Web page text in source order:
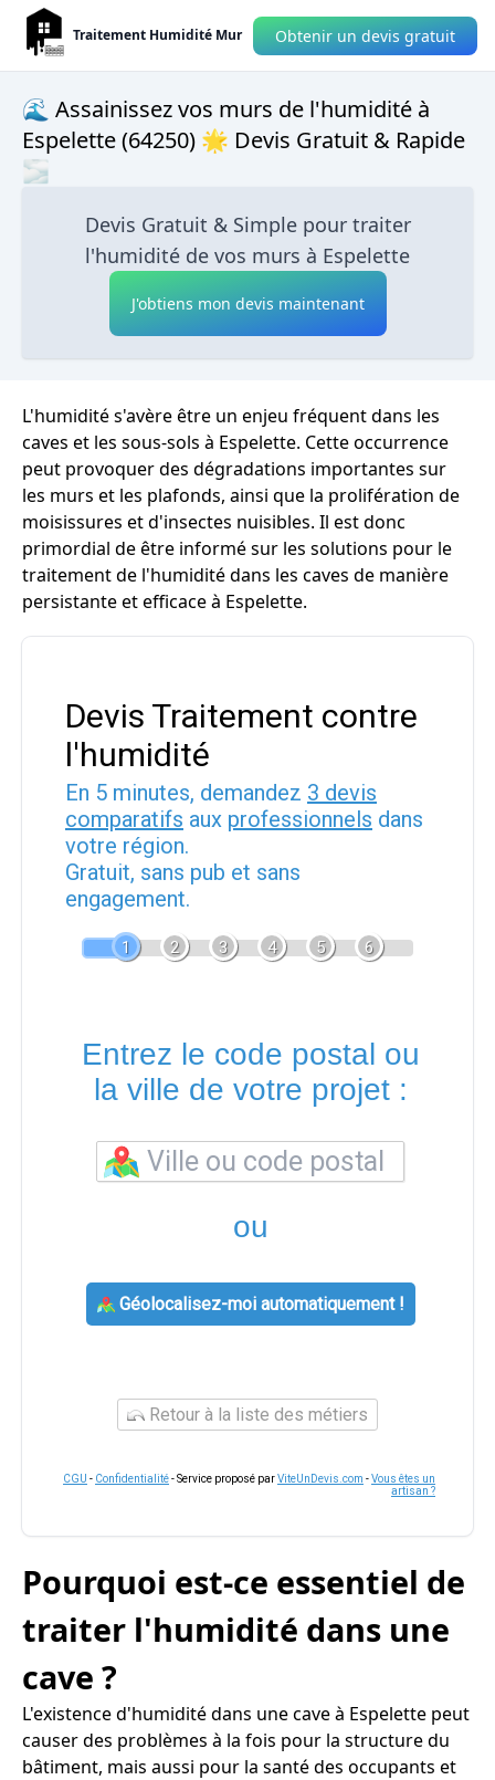
Traitement Humidité Mur Obtenir un devis gratuit
🌊 Assainissez vos murs de l'humidité à
Espelette (64250) 🌟 Devis Gratuit & Rapide
🌫
Devis Gratuit & Simple pour traiter
l'humidité de vos murs à Espelette
J'obtiens mon devis maintenant
L'humidité s'avère être un enjeu fréquent dans les
caves et les sous-sols à Espelette. Cette occurrence
peut provoquer des dégradations importantes sur
les murs et les plafonds, ainsi que la prolifération de
moisissures et d'insectes nuisibles. Il est donc
primordial de être informé sur les solutions pour le
traitement de l'humidité dans les caves de manière
persistante et efficace à Espelette.
Devis Traitement contre
l'humidité
En 5 minutes, demandez 3 devis
comparatifs aux professionnels dans
votre région.
Gratuit, sans pub et sans
engagement.
1 2 3 4 5 6
Entrez le code postal ou
la ville de votre projet :
ou
Géolocalisez-moi automatiquement !
Retour à la liste des métiers
CGU - Confidentialité- Service proposé parViteUnDevis.com -Vous êtes un
artisan ?
Pourquoi est-ce essentiel de
traiter l'humidité dans une
cave ?
L'existence d'humidité dans une cave à Espelette peut
causer des problèmes à la fois pour la structure du
bâtiment, mais aussi pour la santé des occupants et